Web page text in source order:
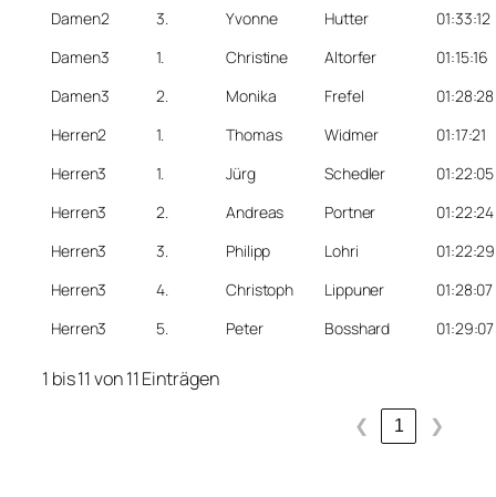
Damen2
3. Yvonne Hutter
01:33:12
Damen3
1. Christine Altorfer
01:15:16
Damen3
2. Monika Frefel
01:28:28
Herren2
1. Thomas Widmer
01:17:21
Herren3
1. Jürg Schedler
01:22:05
Herren3
2. Andreas Portner
01:22:24
Herren3
3. Philipp Lohri
01:22:29
Herren3
4. Christoph Lippuner
01:28:07
Herren3
5. Peter Bosshard 01:29:07
1 bis 11 von 11 Einträgen
❮ 1 ❯